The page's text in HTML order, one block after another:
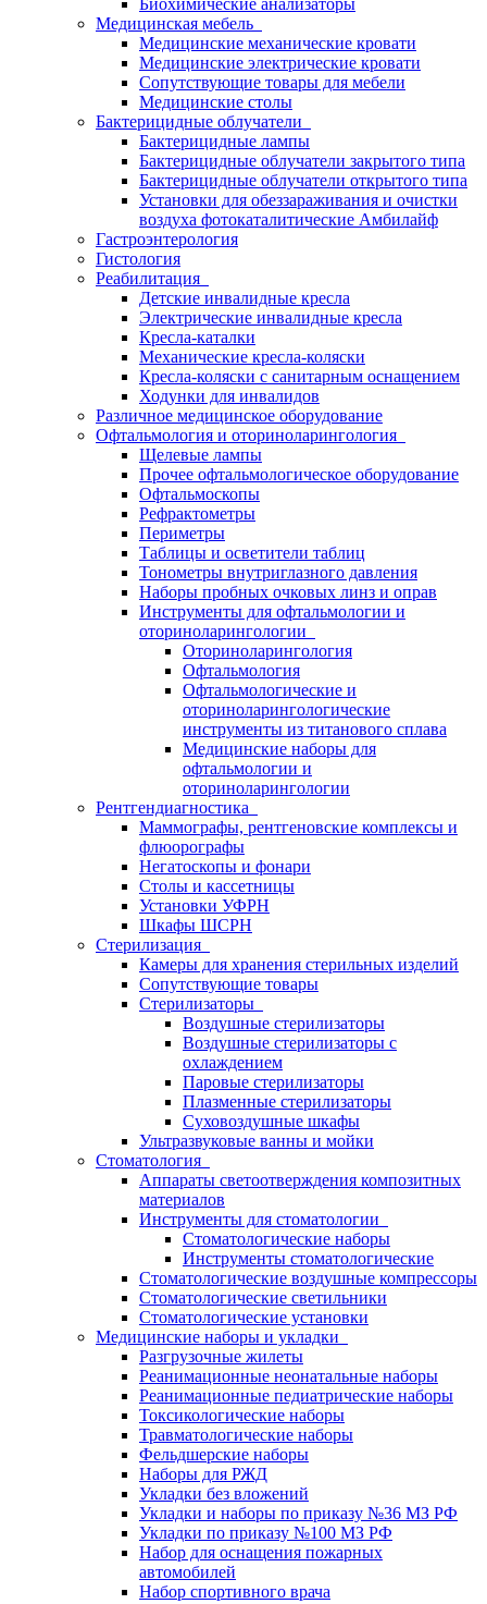
Биохимические анализаторы
Медицинская мебель
Медицинские механические кровати
Медицинские электрические кровати
Сопутствующие товары для мебели
Медицинские столы
Бактерицидные облучатели
Бактерицидные лампы
Бактерицидные облучатели закрытого типа
Бактерицидные облучатели открытого типа
Установки для обеззараживания и очистки
воздуха фотокаталитические Амбилайф
Гастроэнтерология
Гистология
Реабилитация
Детские инвалидные кресла
Электрические инвалидные кресла
Кресла-каталки
Механические кресла-коляски
Кресла-коляски с санитарным оснащением
Ходунки для инвалидов
Различное медицинское оборудование
Офтальмология и оториноларингология
Щелевые лампы
Прочее офтальмологическое оборудование
Офтальмоскопы
Рефрактометры
Периметры
Таблицы и осветители таблиц
Тонометры внутриглазного давления
Наборы пробных очковых линз и оправ
Инструменты для офтальмологии и
оториноларингологии
Оториноларингология
Офтальмология
Офтальмологические и
оториноларингологические
инструменты из титанового сплава
Медицинские наборы для
офтальмологии и
оториноларингологии
Рентгендиагностика
Маммографы, рентгеновские комплексы и
флюорографы
Негатоскопы и фонари
Столы и кассетницы
Установки УФРН
Шкафы ШСРН
Стерилизация
Камеры для хранения стерильных изделий
Сопутствующие товары
Стерилизаторы
Воздушные стерилизаторы
Воздушные стерилизаторы с
охлаждением
Паровые стерилизаторы
Плазменные стерилизаторы
Суховоздушные шкафы
Ультразвуковые ванны и мойки
Стоматология
Аппараты светоотверждения композитных
материалов
Инструменты для стоматологии
Стоматологические наборы
Инструменты стоматологические
Стоматологические воздушные компрессоры
Стоматологические светильники
Стоматологические установки
Медицинские наборы и укладки
Разгрузочные жилеты
Реанимационные неонатальные наборы
Реанимационные педиатрические наборы
Токсикологические наборы
Травматологические наборы
Фельдшерские наборы
Наборы для РЖД
Укладки без вложений
Укладки и наборы по приказу №36 МЗ РФ
Укладки по приказу №100 МЗ РФ
Набор для оснащения пожарных
автомобилей
Набор спортивного врача